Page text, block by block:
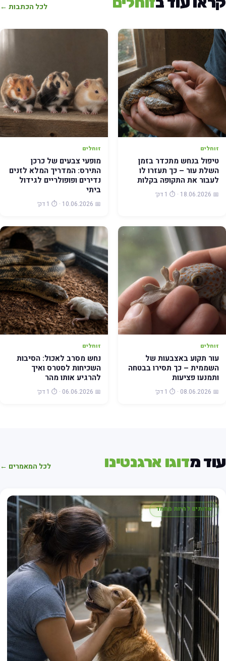
לכל הכתבות ←
זוחלים
טיפול בנחש מתכדר בזמן
השלת עור – כך תעזרו לו
לעבור את התקופה בקלות
📅 18.06.2026 · ⏱️ 1 דק׳
זוחלים
מופעי צבעים של כרכן
התירס: המדריך המלא לזנים
נדירים ופופולריים לגידול
ביתי
📅 10.06.2026 · ⏱️ 1 דק׳
זוחלים
עור תקוע באצבעות של
השממית – כך תסירו בבטחה
ותמנעו פציעות
📅 08.06.2026 · ⏱️ 1 דק׳
זוחלים
נחש מסרב לאכול: הסיבות
השכיחות לסטרס ואיך
להרגיע אותו מהר
📅 06.06.2026 · ⏱️ 1 דק׳
מדוגו ארגנטינו לכל המאמרים ←
שרותים לחיות מחמד